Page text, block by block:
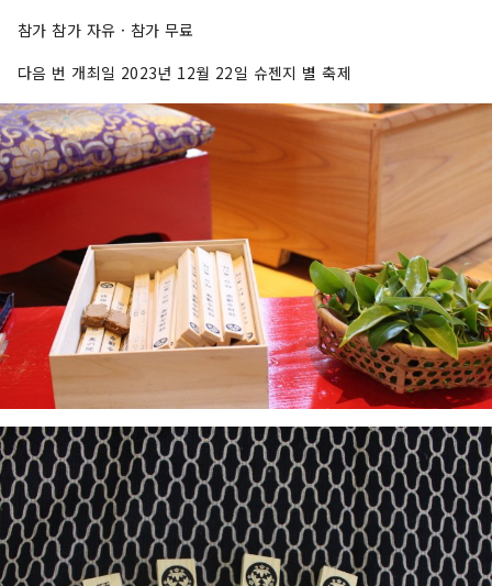
참가 참가 자유 · 참가 무료
다음 번 개최일 2023년 12월 22일 슈젠지 별 축제